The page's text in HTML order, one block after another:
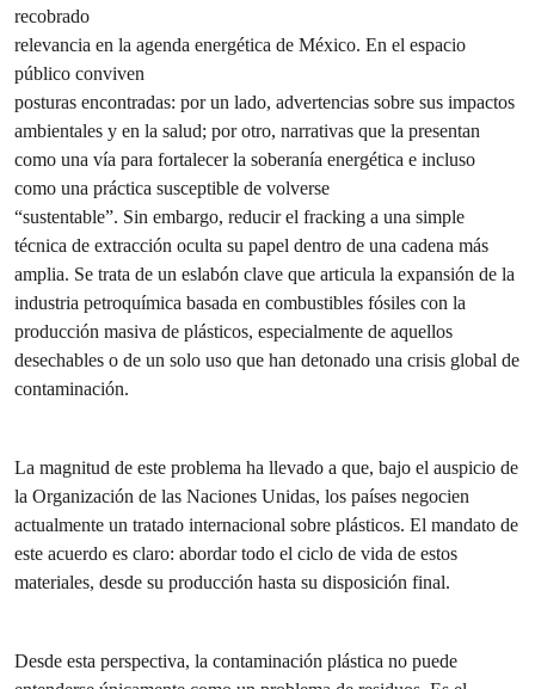
recobrado
relevancia en la agenda energética de México. En el espacio
público conviven
posturas encontradas: por un lado, advertencias sobre sus impactos
ambientales y en la salud; por otro, narrativas que la presentan
como una vía para fortalecer la soberanía energética e incluso
como una práctica susceptible de volverse
“sustentable”. Sin embargo, reducir el fracking a una simple
técnica de extracción oculta su papel dentro de una cadena más
amplia. Se trata de un eslabón clave que articula la expansión de la
industria petroquímica basada en combustibles fósiles con la
producción masiva de plásticos, especialmente de aquellos
desechables o de un solo uso que han detonado una crisis global de
contaminación.
La magnitud de este problema ha llevado a que, bajo el auspicio de
la Organización de las Naciones Unidas, los países negocien
actualmente un tratado internacional sobre plásticos. El mandato de
este acuerdo es claro: abordar todo el ciclo de vida de estos
materiales, desde su producción hasta su disposición final.
Desde esta perspectiva, la contaminación plástica no puede